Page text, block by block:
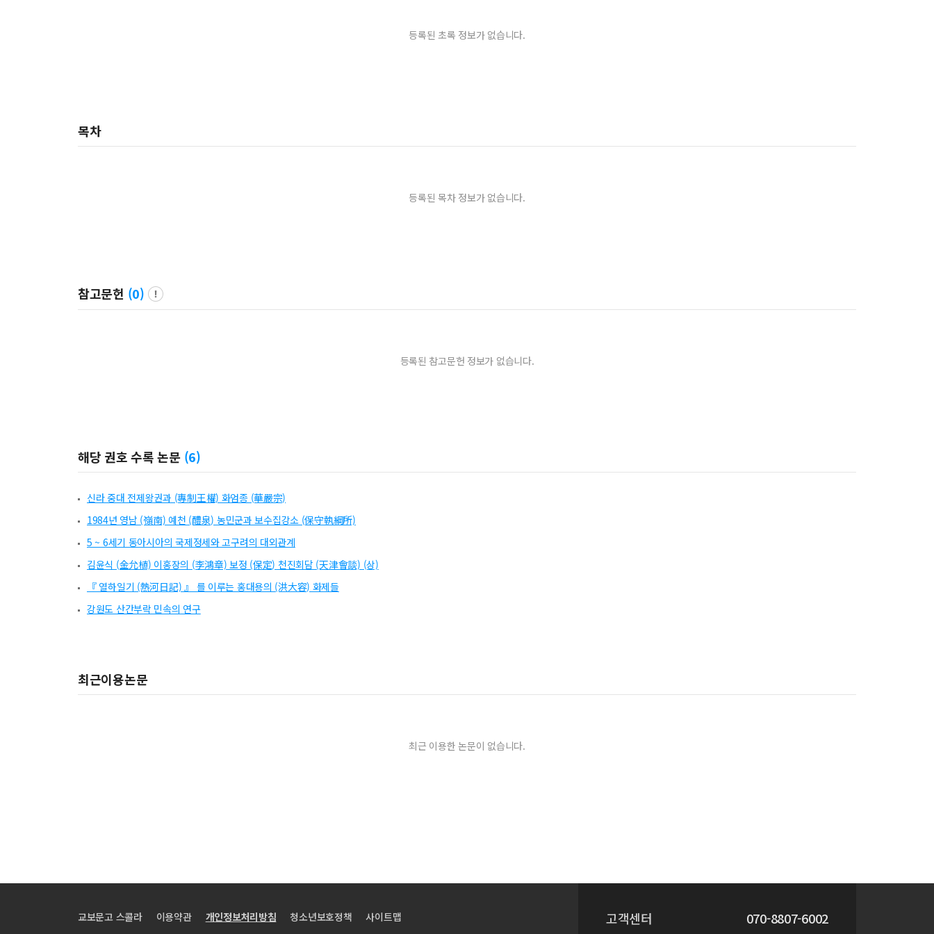
등록된 초록 정보가 없습니다.
목차
등록된 목차 정보가 없습니다.
참고문헌 (0)
등록된 참고문헌 정보가 없습니다.
해당 권호 수록 논문 (6)
신라 중대 전제왕권과 (專制王權) 화엄종 (華嚴宗)
1984년 영남 (嶺南) 예천 (醴泉) 농민군과 보수집강소 (保守執綱所)
5 ~ 6세기 동아시아의 국제정세와 고구려의 대외관계
김윤식 (金允植) 이홍장의 (李鴻章) 보정 (保定) 천진회담 (天津會談) (상)
『 열하일기 (熱河日記) 』 를 이루는 홍대용의 (洪大容) 화제들
강원도 산간부락 민속의 연구
최근이용논문
최근 이용한 논문이 없습니다.
교보문고 스콜라 이용약관 개인정보처리방침 청소년보호정책
사이트맵
고객센터 070-8807-6002